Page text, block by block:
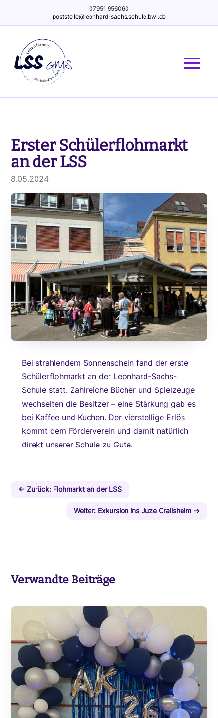
07951 956060
poststelle@leonhard-sachs.schule.bwl.de
Erster Schülerflohmarkt
an der LSS
8.05.2024
Bei strahlendem Sonnenschein fand der erste
Schülerflohmarkt an der Leonhard-Sachs-
Schule statt. Zahlreiche Bücher und Spielzeuge
wechselten die Besitzer – eine Stärkung gab es
bei Kaffee und Kuchen. Der vierstellige Erlös
kommt dem Förderverein und damit natürlich
direkt unserer Schule zu Gute.
←Zurück: Flohmarkt an der LSS
Weiter: Exkursion ins Juze Crailsheim→
Verwandte Beiträge